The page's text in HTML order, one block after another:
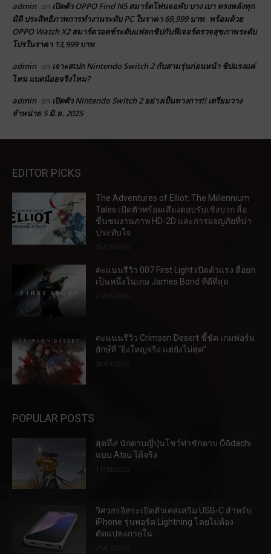
admin on เปิดตัว OPPO Find N5 สมาร์ตโฟนจอพับ บาง เบา ทรงพลังทุก
มิติ ประสิทธิภาพการทำงานระดับ PC ในราคา 69,999 บาท พร้อมด้วย
OPPO Watch X2 สมาร์ตวอตช์ระดับแฟลกชิปกับฟีเจอร์ตรวจสุขภาพระดับ
โปรในราคา 13,999 บาท
admin on เจาะสเปก Nintendo Switch 2 กับสามรุ่นก่อนหน้า ชิปแรงแค่
ไหน แบตน้อยจริงไหม?
admin on เปิดตัว Nintendo Switch 2 อย่างเป็นทางการ!! เตรียมวาง
จำหน่าย 5 มิ.ย. 2025
EDITOR PICKS
The Adventures of Elliot: The Millennium
Tales เปิดตัวพร้อมเสียงตอบรับเชิงบวก สื่อ
ชื่นชมงานภาพ HD-2D และการผจญภัยที่น่า
ประทับใจ
18/06/2026
คะแนนรีวิว 007 First Light เปิดตัวแรง สื่อยก
เป็นหนึ่งในเกม James Bond ที่ดีที่สุด
27/05/2026
คะแนนรีวิว Crimson Desert ชี้ชัด เกมฟอร์ม
ยักษ์ที่ “ยิ่งใหญ่จริง แต่ยังไม่สุด”
20/03/2026
POPULAR POSTS
สุดทึ่ง! นักดาบญี่ปุ่นโชว์ท่าชักดาบ Ōōdachi
แบบ Atsu ได้จริง
11/10/2025
วิศวกรอิสระเปิดตัวเคสเสริม USB-C สำหรับ
iPhone รุ่นพอร์ต Lightning โดยไม่ต้อง
ดัดแปลงภายใน